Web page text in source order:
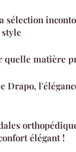
sélection
quelle matière
Drapo,
élégant !